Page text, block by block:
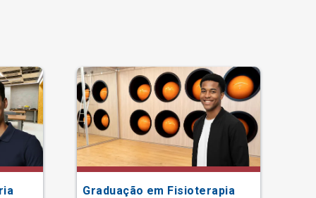
Graduação em Fisioterapia